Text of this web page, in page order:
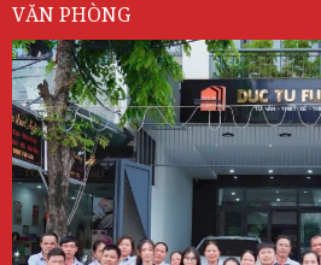
VĂN PHÒNG